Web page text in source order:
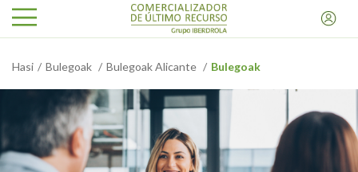
Hasi Bulegoak Bulegoak Alicante Bulegoak